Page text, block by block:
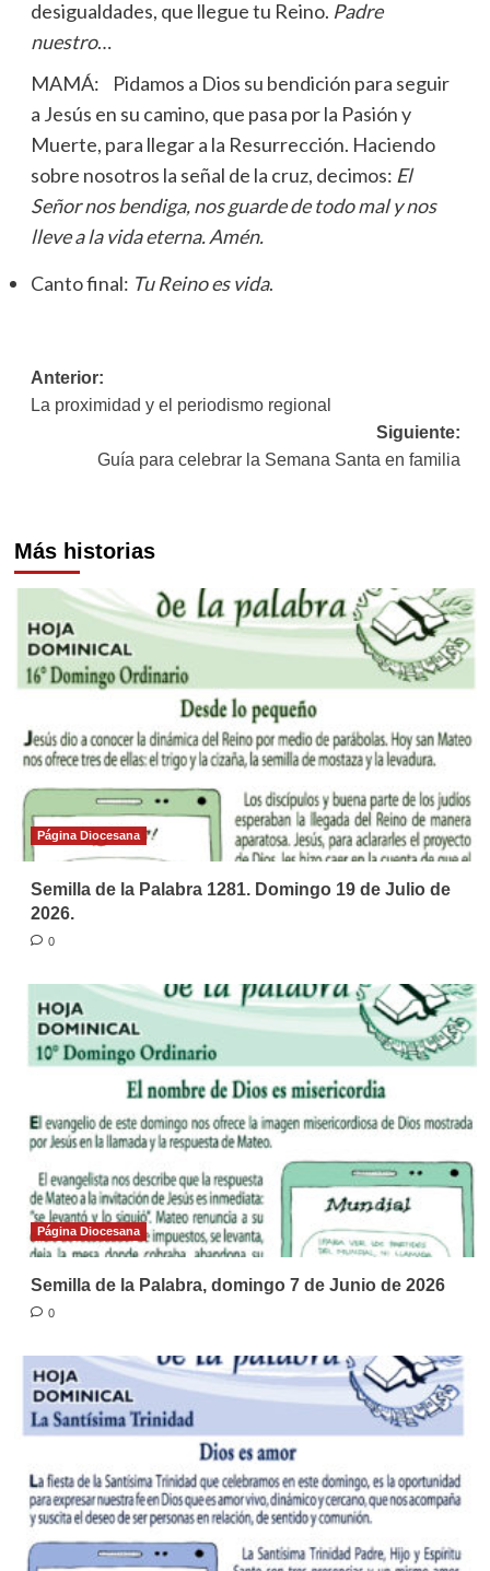
desigualdades, que llegue tu Reino. Padre
nuestro…
MAMÁ: Pidamos a Dios su bendición para seguir
a Jesús en su camino, que pasa por la Pasión y
Muerte, para llegar a la Resurrección. Haciendo
sobre nosotros la señal de la cruz, decimos: El
Señor nos bendiga, nos guarde de todo mal y nos
lleve a la vida eterna. Amén.
Canto final: Tu Reino es vida.
Navegación
de
entradas
Anterior:
La proximidad y el periodismo regional
Siguiente:
Guía para celebrar la Semana Santa en familia
Más historias
Página Diocesana
Semilla de la Palabra 1281. Domingo 19 de Julio de
2026.
0
Página Diocesana
Semilla de la Palabra, domingo 7 de Junio de 2026
0